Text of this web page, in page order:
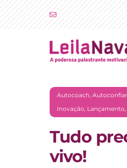
Autocoach,
Inovação, Lançamento,
Tudo
vivo!